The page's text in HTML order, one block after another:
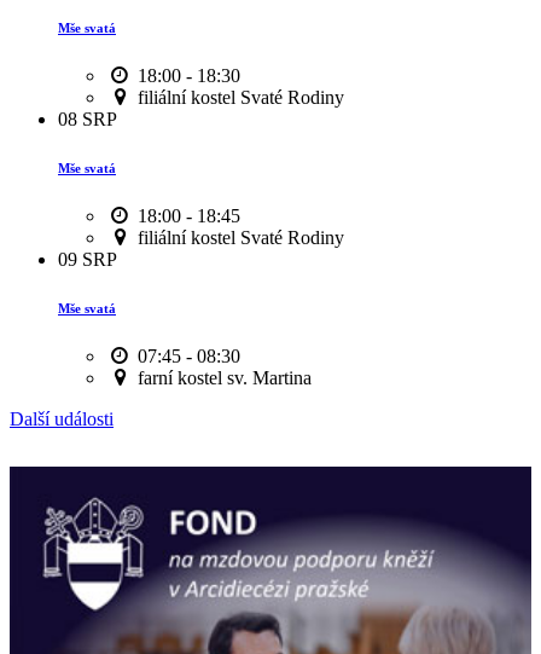
Mše svatá
18:00 - 18:30
filiální kostel Svaté Rodiny
08 SRP
Mše svatá
18:00 - 18:45
filiální kostel Svaté Rodiny
09 SRP
Mše svatá
07:45 - 08:30
farní kostel sv. Martina
Další události